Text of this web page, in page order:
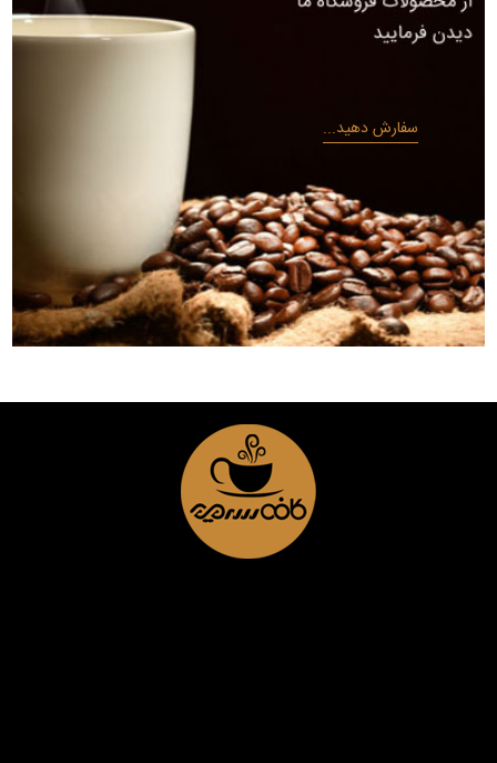
سفارش دهید...